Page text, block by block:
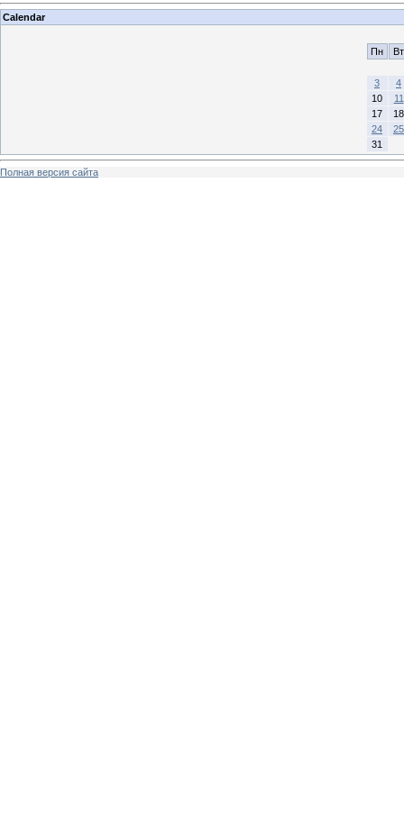
Calendar
Пн Вт
3
4
10
11
17
18
24
25
31
Полная версия сайта